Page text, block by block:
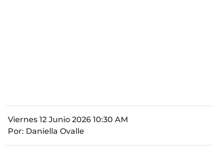
Viernes 12 Junio 2026 10:30 AM
Por: Daniella Ovalle